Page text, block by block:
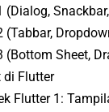
(Dialog,
(Tabbar,
(Bottom Sheet,
di Flutter
Flutter 1: